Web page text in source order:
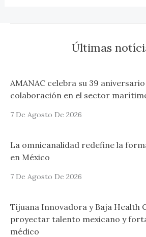
Últimas
AMANAC celebra su 39
colaboración en el sector
7 De Agosto De 2026
La omnicanalidad redefine la
en México
7 De Agosto De 2026
Tijuana Innovadora y Baja Health
proyectar talento mexicano y
médico